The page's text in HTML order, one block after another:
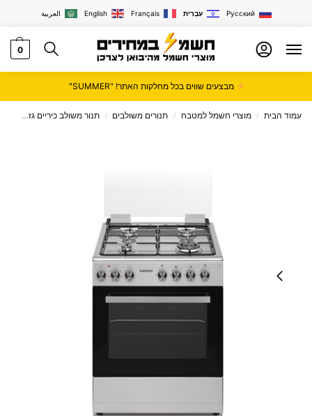
العربية English Français עִבְרִית Русский
0
מבצעים שווים בכל מחלקות האתר! "SUMMER"
עמוד הבית / מוצרי חשמל למטבח / תנורים משולבים / תנור משולב כיריים גז